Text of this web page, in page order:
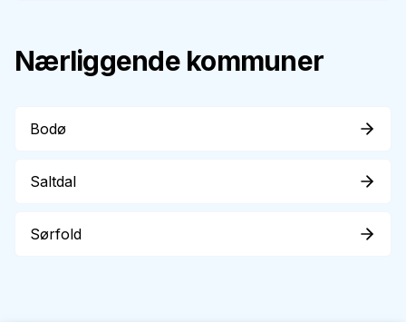
Nærliggende kommuner
Bodø
Saltdal
Sørfold